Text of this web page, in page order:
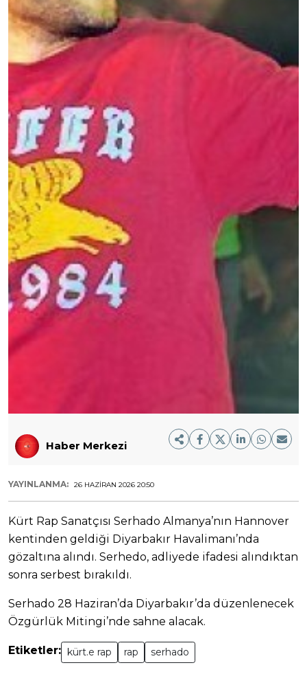
Haber Merkezi
YAYINLANMA: 26 HAZIRAN 2026 20:50
Kürt Rap Sanatçısı Serhado Almanya’nın Hannover
kentinden geldiği Diyarbakır Havalimanı’nda
gözaltına alındı. Serhedo, adliyede ifadesi alındıktan
sonra serbest bırakıldı.
Serhado 28 Haziran’da Diyarbakır’da düzenlenecek
Özgürlük Mitingi’nde sahne alacak.
Etiketler: kürt.e rap rap serhado